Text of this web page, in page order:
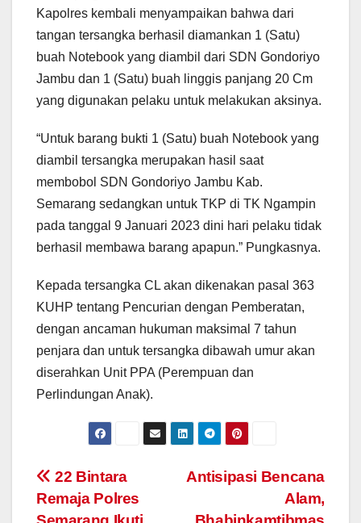
Kapolres kembali menyampaikan bahwa dari
tangan tersangka berhasil diamankan 1 (Satu)
buah Notebook yang diambil dari SDN Gondoriyo
Jambu dan 1 (Satu) buah linggis panjang 20 Cm
yang digunakan pelaku untuk melakukan aksinya.
“Untuk barang bukti 1 (Satu) buah Notebook yang
diambil tersangka merupakan hasil saat
membobol SDN Gondoriyo Jambu Kab.
Semarang sedangkan untuk TKP di TK Ngampin
pada tanggal 9 Januari 2023 dini hari pelaku tidak
berhasil membawa barang apapun.” Pungkasnya.
Kepada tersangka CL akan dikenakan pasal 363
KUHP tentang Pencurian dengan Pemberatan,
dengan ancaman hukuman maksimal 7 tahun
penjara dan untuk tersangka dibawah umur akan
diserahkan Unit PPA (Perempuan dan
Perlindungan Anak).
Post
navigation
Antisipasi Bencana
Alam,
22 Bintara
Remaja Polres